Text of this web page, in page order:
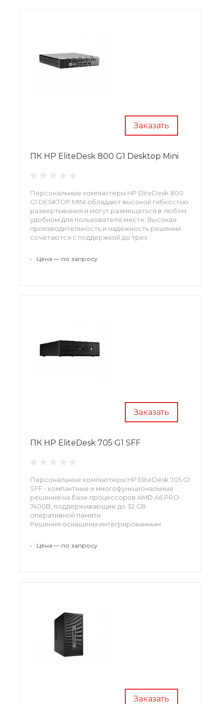
Заказать
ПК HP EliteDesk 800 G1 Desktop Mini
Персональные компьютеры HP EliteDesk 800
G1 DESKTOP MINI обладают высокой гибкостью
развертывания и могут размещаться в любом
удобном для пользователя месте. Высокая
производительность и надежность решений
сочетаются с поддержкой до трех
видеовыходами Multi-Stream.
• Цена — по запросу
Заказать
ПК HP EliteDesk 705 G1 SFF
Персональные компьютеры HP EliteDesk 705 G1
SFF - компактные и многофункциональные
решения на базе процессоров AMD A6 PRO-
7400B, поддерживающие до 32 GB
оперативной памяти.
Решения оснащены интегрированным
графическим сопроцессором AMD Radeon R5.
• Цена — по запросу
Заказать